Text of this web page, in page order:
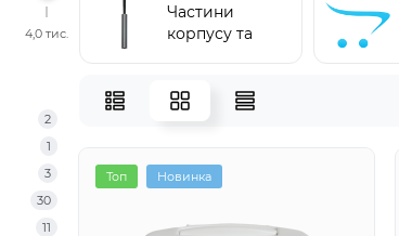
4,0 тис.
2
1
3
30
11
Частини
корпусу та
Топ Новинка